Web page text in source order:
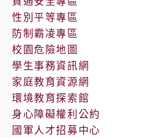
性別平等專區
防制霸凌專區
校園危險地圖
學生事務資訊網
家庭教育資源網
環境教育探索館
身心障礙權利公約
國軍人才招募中心